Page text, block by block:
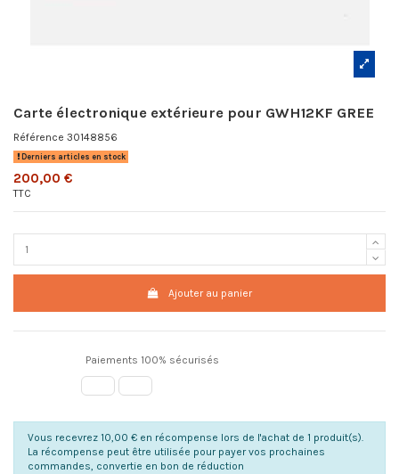
Carte électronique extérieure pour GWH12KF GREE
Référence 30148856
Derniers articles en stock
200,00 €
TTC
Ajouter au panier
Paiements 100% sécurisés
Vous recevrez 10,00 € en récompense lors de l'achat de 1 produit(s).
La récompense peut être utilisée pour payer vos prochaines
commandes, convertie en bon de réduction